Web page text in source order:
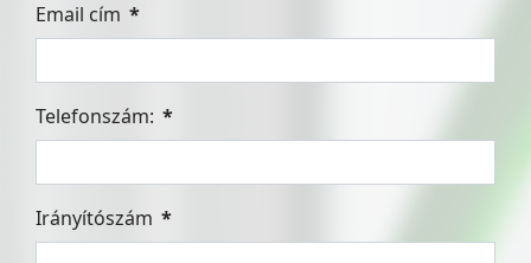
Email cím *
Telefonszám: *
Irányítószám *